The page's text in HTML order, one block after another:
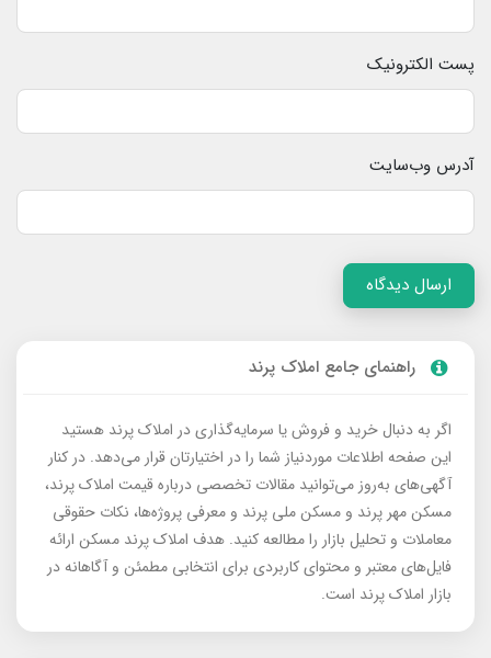
پست الکترونیک
آدرس وب‌سایت
ارسال دیدگاه
راهنمای جامع املاک پرند
اگر به دنبال خرید و فروش یا سرمایه‌گذاری در املاک پرند هستید
این صفحه اطلاعات موردنیاز شما را در اختیارتان قرار می‌دهد. در کنار
آگهی‌های به‌روز می‌توانید مقالات تخصصی درباره قیمت املاک پرند،
مسکن مهر پرند و مسکن ملی پرند و معرفی پروژه‌ها، نکات حقوقی
معاملات و تحلیل بازار را مطالعه کنید. هدف املاک پرند مسکن ارائه
فایل‌های معتبر و محتوای کاربردی برای انتخابی مطمئن و آگاهانه در
بازار املاک پرند است.